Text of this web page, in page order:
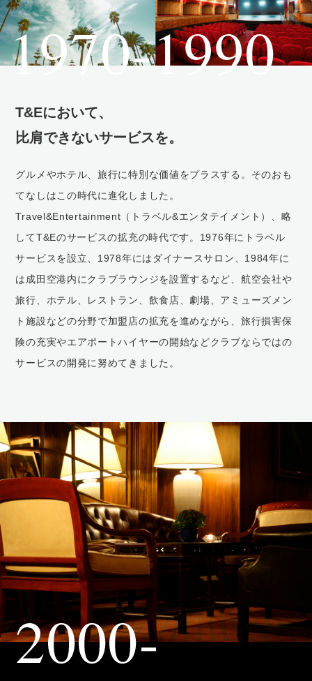
T&Eにおいて、
比肩できないサービスを。
グルメやホテル、旅行に特別な価値をプラスする。そのおも
てなしはこの時代に進化しました。
Travel&Entertainment（トラベル&エンタテイメント）、略
してT&Eのサービスの拡充の時代です。1976年にトラベル
サービスを設立、1978年にはダイナースサロン、1984年に
は成田空港内にクラブラウンジを設置するなど、航空会社や
旅行、ホテル、レストラン、飲食店、劇場、アミューズメン
ト施設などの分野で加盟店の拡充を進めながら、旅行損害保
険の充実やエアポートハイヤーの開始などクラブならではの
サービスの開発に努めてきました。